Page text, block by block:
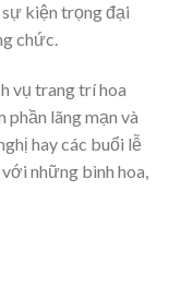
sự kiện trọng đại
chức.
vụ trang trí hoa
phần lãng mạn và
hay các buổi lễ
những bình hoa,